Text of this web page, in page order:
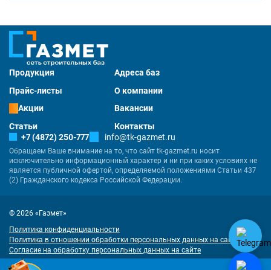
Продукция
Адреса баз
Прайс-листы
О компании
Акции
Вакансии
Статьи
Контакты
+7 (4872) 250-777
info@tk-gazmet.ru
Обращаем Ваше внимание на то, что сайт tk-gazmet.ru носит
исключительно информационный характер и ни при каких условиях не
является публичной офертой, определяемой положениями Статьи 437
(2) Гражданского кодекса Российской Федерации.
© 2026 «Газмет»
Политика конфиденциальности
Политика в отношении обработки персональных данных на сайте
Согласие на обработку персональных данных на сайте